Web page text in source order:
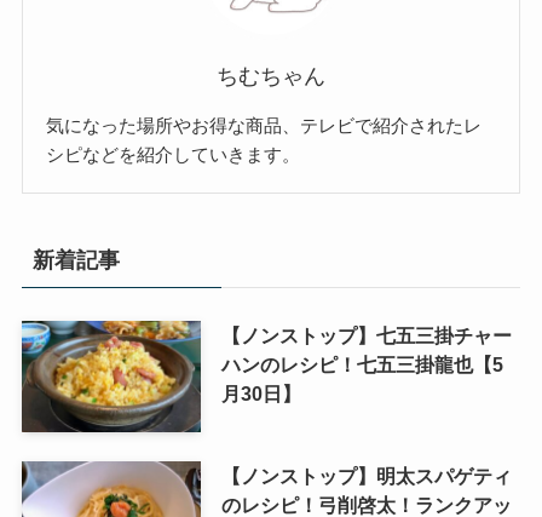
ちむちゃん
気になった場所やお得な商品、テレビで紹介されたレ
シピなどを紹介していきます。
新着記事
【ノンストップ】七五三掛チャー
ハンのレシピ！七五三掛龍也【5
月30日】
【ノンストップ】明太スパゲティ
のレシピ！弓削啓太！ランクアッ